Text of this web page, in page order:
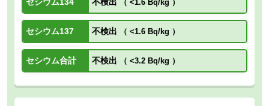
（ <1.6 Bq/kg ）
セシウム137 不検出 （ <1.6 Bq/kg ）
セシウム合計 不検出 （ <3.2 Bq/kg ）